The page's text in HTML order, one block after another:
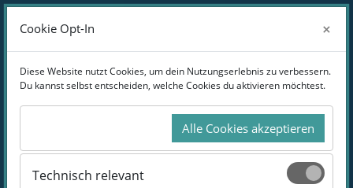
Zum Hauptinhalt
Website-Übersicht
Anmelden
Online-Weiterbildung im Bereich
Dein Erfolg ist vorprogrammiert
Cookie Opt-In ×
Diese Website nutzt Cookies, um dein Nutzungserlebnis zu verbessern.
Du kannst selbst entscheiden, welche Cookies du aktivieren möchtest.
Alle Cookies akzeptieren
Technisch relevant
Cookie Opt-In ×
Diese Website nutzt Cookies, um dein Nutzungserlebnis zu verbessern.
Du kannst selbst entscheiden, welche Cookies du aktivieren möchtest.
Alle Cookies akzeptieren
Technisch relevant